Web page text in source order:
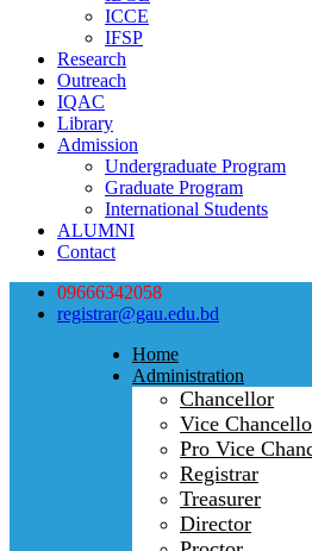
ICCE
IFSP
Research
Outreach
IQAC
Library
Admission
Undergraduate Program
Graduate Program
International Students
ALUMNI
Contact
09666342058
registrar@gau.edu.bd
Home
Administration
Chancellor
Vice
Pro Vice
Registrar
Treasurer
Director